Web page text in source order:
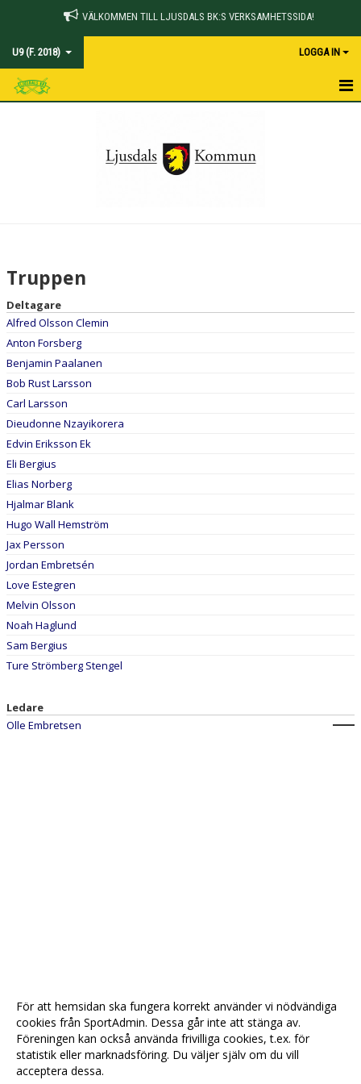
VÄLKOMMEN TILL LJUSDALS BK:S VERKSAMHETSSIDA!
U9 (F. 2018) LOGGA IN
BILDGALLERI
DOKUMENT
KONTAKT
Truppen
Deltagare
Alfred Olsson Clemin
Anton Forsberg
Benjamin Paalanen
Bob Rust Larsson
Carl Larsson
Dieudonne Nzayikorera
Edvin Eriksson Ek
Eli Bergius
Elias Norberg
Hjalmar Blank
Hugo Wall Hemström
Jax Persson
Jordan Embretsén
Love Estegren
Melvin Olsson
Noah Haglund
Sam Bergius
Ture Strömberg Stengel
Ledare
Olle Embretsen
För att hemsidan ska fungera korrekt använder vi nödvändiga
cookies från SportAdmin. Dessa går inte att stänga av.
Föreningen kan också använda frivilliga cookies, t.ex. för
statistik eller marknadsföring. Du väljer själv om du vill
acceptera dessa.